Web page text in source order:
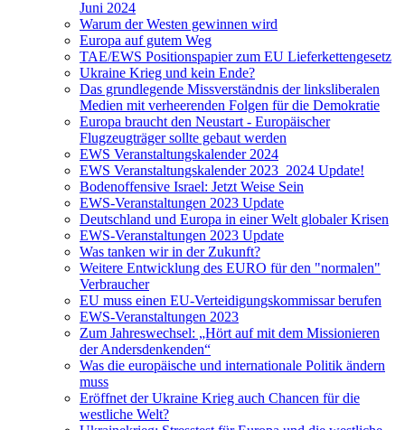
Juni 2024
Warum der Westen gewinnen wird
Europa auf gutem Weg
TAE/EWS Positionspapier zum EU Lieferkettengesetz
Ukraine Krieg und kein Ende?
Das grundlegende Missverständnis der linksliberalen
Medien mit verheerenden Folgen für die Demokratie
Europa braucht den Neustart - Europäischer
Flugzeugträger sollte gebaut werden
EWS Veranstaltungskalender 2024
EWS Veranstaltungskalender 2023_2024 Update!
Bodenoffensive Israel: Jetzt Weise Sein
EWS-Veranstaltungen 2023 Update
Deutschland und Europa in einer Welt globaler Krisen
EWS-Veranstaltungen 2023 Update
Was tanken wir in der Zukunft?
Weitere Entwicklung des EURO für den "normalen"
Verbraucher
EU muss einen EU-Verteidigungskommissar berufen
EWS-Veranstaltungen 2023
Zum Jahreswechsel: „Hört auf mit dem Missionieren
der Andersdenkenden“
Was die europäische und internationale Politik ändern
muss
Eröffnet der Ukraine Krieg auch Chancen für die
westliche Welt?